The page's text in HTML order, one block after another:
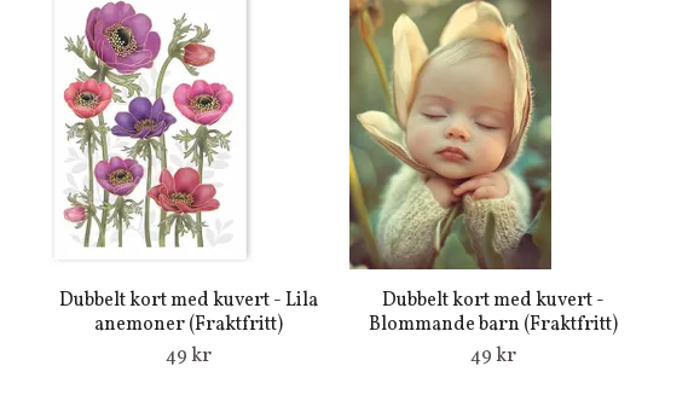
Dubbelt kort med kuvert - Lila
anemoner (Fraktfritt)
49 kr
Dubbelt kort med kuvert -
Blommande barn (Fraktfritt)
49 kr